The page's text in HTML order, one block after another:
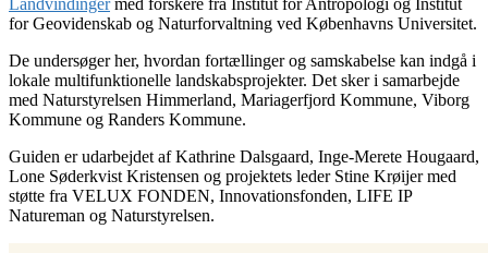
Landvindingermed forskere fra Institut for Antropologi og Institut
for Geovidenskab og Naturforvaltning ved Københavns Universitet.
De undersøger her, hvordan fortællinger og samskabelse kan indgå i
lokale multifunktionelle landskabsprojekter. Det sker i samarbejde
med Naturstyrelsen Himmerland, Mariagerfjord Kommune, Viborg
Kommune og Randers Kommune.
Guiden er udarbejdet af Kathrine Dalsgaard, Inge-Merete Hougaard,
Lone Søderkvist Kristensen og projektets leder Stine Krøijer med
støtte fra VELUX FONDEN, Innovationsfonden, LIFE IP
Natureman og Naturstyrelsen.